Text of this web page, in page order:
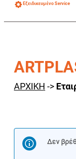
Εξειδικευμένο Service
ΑΡΧΙΚΗ ->
Δεν